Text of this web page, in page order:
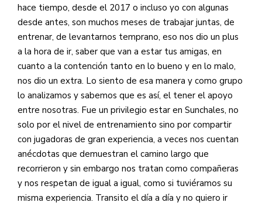
hace tiempo, desde el 2017 o incluso yo con algunas
desde antes, son muchos meses de trabajar juntas, de
entrenar, de levantarnos temprano, eso nos dio un plus
a la hora de ir, saber que van a estar tus amigas, en
cuanto a la contención tanto en lo bueno y en lo malo,
nos dio un extra. Lo siento de esa manera y como grupo
lo analizamos y sabemos que es así, el tener el apoyo
entre nosotras. Fue un privilegio estar en Sunchales, no
solo por el nivel de entrenamiento sino por compartir
con jugadoras de gran experiencia, a veces nos cuentan
anécdotas que demuestran el camino largo que
recorrieron y sin embargo nos tratan como compañeras
y nos respetan de igual a igual, como si tuviéramos su
misma experiencia. Transito el día a día y no quiero ir